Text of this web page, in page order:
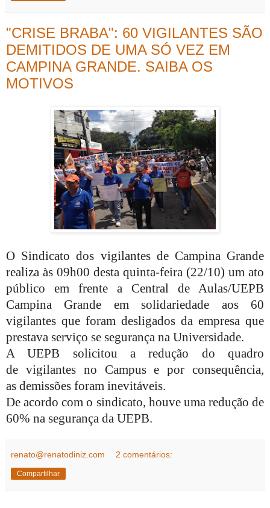
"CRISE BRABA": 60 VIGILANTES SÃO
DEMITIDOS DE UMA SÓ VEZ EM
CAMPINA GRANDE. SAIBA OS
MOTIVOS
O Sindicato dos vigilantes de Campina Grande
realiza às 09h00 desta quinta-feira (22/10) um ato
público em frente a Central de Aulas/UEPB
Campina Grande em solidariedade aos 60
vigilantes que foram desligados da empresa que
prestava serviço se segurança na Universidade.
A UEPB solicitou a redução do quadro
de vigilantesno Campus e por consequência,
as demissões foram inevitáveis.
De acordo com o sindicato, houve uma redução de
60% na segurança da UEPB.
renato@renatodiniz.com 2 comentários:
Compartilhar